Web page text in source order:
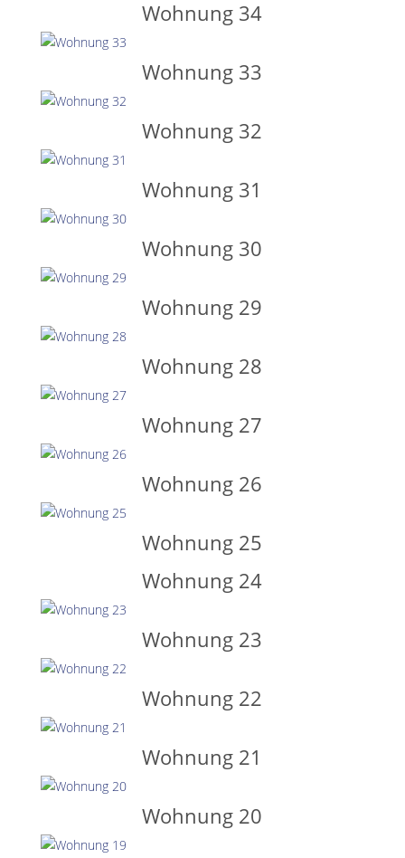
Wohnung 34
Wohnung 33
Wohnung 32
Wohnung 31
Wohnung 30
Wohnung 29
Wohnung 28
Wohnung 27
Wohnung 26
Wohnung 25
Wohnung 24
Wohnung 23
Wohnung 22
Wohnung 21
Wohnung 20